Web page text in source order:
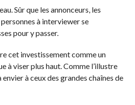
Sûr que les annonceurs, les
à interviewer se
pour y passer.
cet investissement comme un
à viser plus haut. Comme l’illustre
envier à ceux des grandes chaînes de